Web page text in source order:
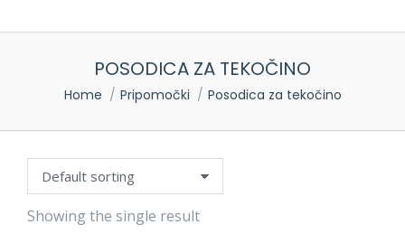
POSODICA ZA TEKOČINO
You are here:
Home Pripomočki Posodica za tekočino
Showing the single result